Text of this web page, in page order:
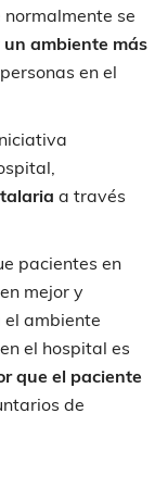
se
un ambiente más
en el
a través
pacientes en
mejor y
ambiente
el hospital es
que el paciente
de